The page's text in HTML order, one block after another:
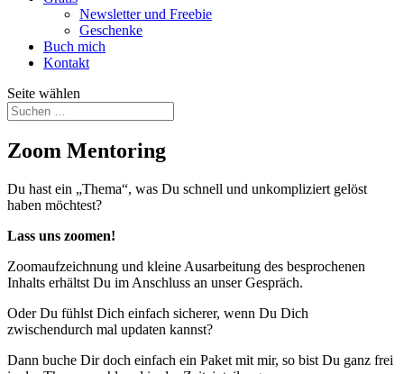
Newsletter und Freebie
Geschenke
Buch mich
Kontakt
Seite wählen
Zoom Mentoring
Du hast ein „Thema“, was Du schnell und unkompliziert gelöst
haben möchtest?
Lass uns zoomen!
Zoomaufzeichnung und kleine Ausarbeitung des besprochenen
Inhalts erhältst Du im Anschluss an unser Gespräch.
Oder Du fühlst Dich einfach sicherer, wenn Du Dich
zwischendurch mal updaten kannst?
Dann buche Dir doch einfach ein Paket mit mir, so bist Du ganz frei